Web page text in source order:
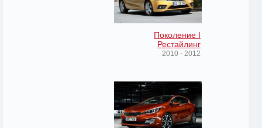
Поколение I
Рестайлинг
2010 - 2012